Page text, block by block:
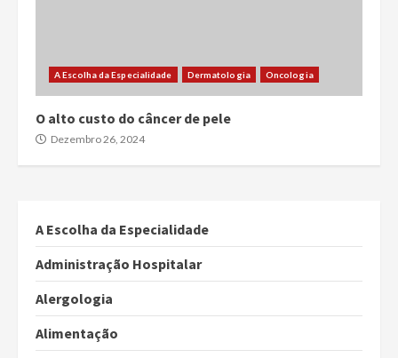
A Escolha da Especialidade Dermatologia Oncologia
O alto custo do câncer de pele
Dezembro 26, 2024
A Escolha da Especialidade
Administração Hospitalar
Alergologia
Alimentação